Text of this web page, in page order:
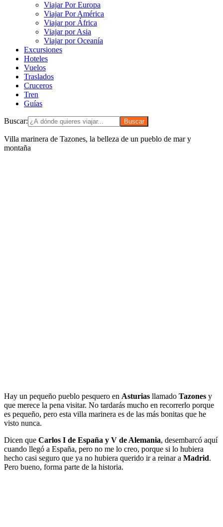
Viajar Por Europa
Viajar Por América
Viajar por África
Viajar por Asia
Viajar por Oceanía
Excursiones
Hoteles
Vuelos
Traslados
Cruceros
Tren
Guías
Buscar:
Villa marinera de Tazones, la belleza de un pueblo de mar y
montaña
Hay un pequeño pueblo pesquero en Asturias llamado Tazones y
que merece la pena visitar. No tardarás mucho en recorrerlo porque
es pequeño, pero esta villa marinera es de las más bonitas que he
visto nunca.
Dicen que Carlos I de España y V de Alemania, desembarcó aquí
cuando llegó a España, pero no me lo creo, porque si lo hubiera
hecho casi seguro que ya no hubiera querido ir a reinar a Madrid.
Pero bueno, forma parte de la historia.